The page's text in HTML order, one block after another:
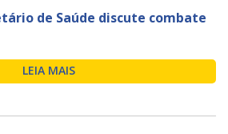
de Saúde discute combate
LEIA MAIS